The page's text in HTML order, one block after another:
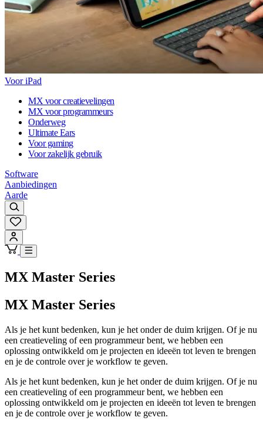
Voor iPad
MX voor creatievelingen
MX voor programmeurs
Onderweg
Ultimate Ears
Voor gaming
Voor zakelijk gebruik
Software
Aanbiedingen
Aarde
MX Master Series
MX Master Series
Als je het kunt bedenken, kun je het onder de duim krijgen. Of je nu
een creatieveling of een programmeur bent, we hebben een
oplossing ontwikkeld om je projecten en ideeën tot leven te brengen
en je de controle over je workflow te geven.
Als je het kunt bedenken, kun je het onder de duim krijgen. Of je nu
een creatieveling of een programmeur bent, we hebben een
oplossing ontwikkeld om je projecten en ideeën tot leven te brengen
en je de controle over je workflow te geven.